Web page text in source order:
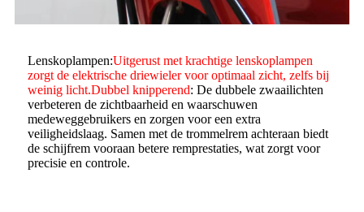
Lenskoplampen:Uitgerust met krachtige lenskoplampen
zorgt de elektrische driewieler voor optimaal zicht, zelfs bij
weinig licht.Dubbel knipperend: De dubbele zwaailichten
verbeteren de zichtbaarheid en waarschuwen
medeweggebruikers en zorgen voor een extra
veiligheidslaag. Samen met de trommelrem achteraan biedt
de schijfrem vooraan betere remprestaties, wat zorgt voor
precisie en controle.